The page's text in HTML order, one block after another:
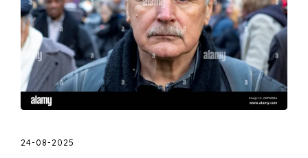
24-08-2025